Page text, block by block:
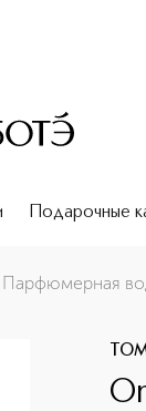
Подарочные
Парфюмерная